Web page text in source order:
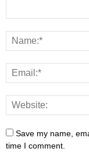
Save my name,
time I comment.